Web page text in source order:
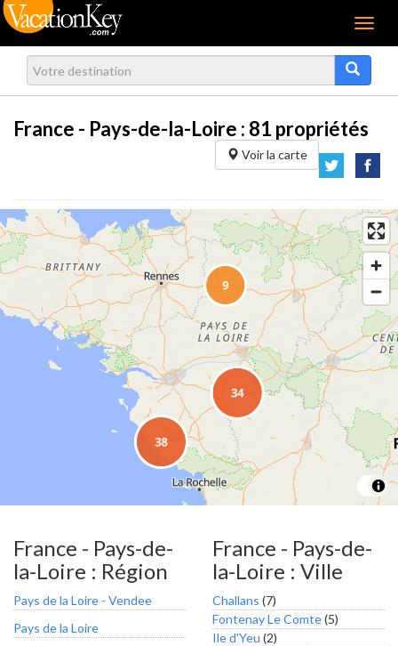
Menu
France - Pays-de-la-Loire : 81 propriétés
Voir la carte
France - Pays-de-
la-Loire : Région
Pays de la Loire - Vendee
Pays de la Loire
France - Pays-de-
la-Loire : Ville
Challans (7)
Fontenay Le Comte(5)
Ile d'Yeu (2)